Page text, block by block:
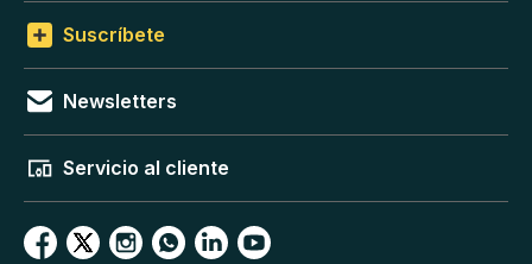
Suscríbete
Newsletters
Servicio al cliente